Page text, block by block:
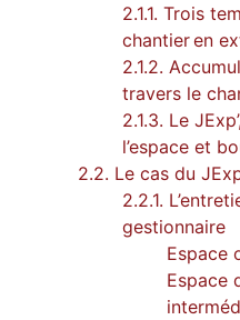
2.1.1. Trois
chantier en
2.1.2.
travers le
2.1.3. Le
l’espace et
2.2. Le cas du
2.2.1.
gestionnaire
Espace
Espace